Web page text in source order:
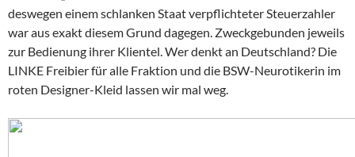
deswegen einem schlanken Staat verpflichteter Steuerzahler
war aus exakt diesem Grund dagegen. Zweckgebunden jeweils
zur Bedienung ihrer Klientel. Wer denkt an Deutschland? Die
LINKE Freibier für alle Fraktion und die BSW-Neurotikerin im
roten Designer-Kleid lassen wir mal weg.